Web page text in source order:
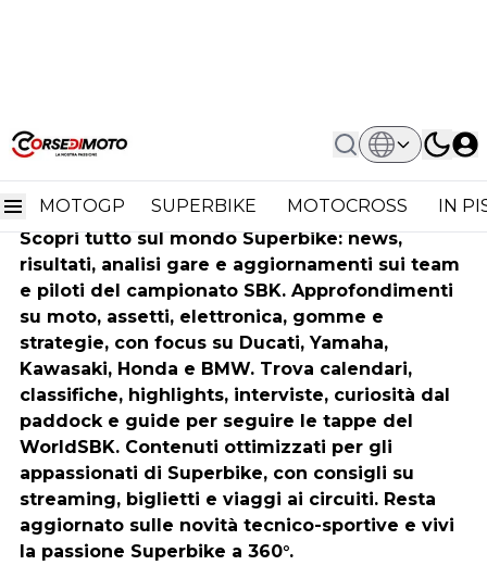
MOTOGP SUPERBIKE MOTOCROSS IN
Home Superbike
Superbike
Scopri tutto sul mondo Superbike: news,
risultati, analisi gare e aggiornamenti sui team
e piloti del campionato SBK. Approfondimenti
su moto, assetti, elettronica, gomme e
strategie, con focus su Ducati, Yamaha,
Kawasaki, Honda e BMW. Trova calendari,
classifiche, highlights, interviste, curiosità dal
paddock e guide per seguire le tappe del
WorldSBK. Contenuti ottimizzati per gli
appassionati di Superbike, con consigli su
streaming, biglietti e viaggi ai circuiti. Resta
aggiornato sulle novità tecnico-sportive e vivi
la passione Superbike a 360°.